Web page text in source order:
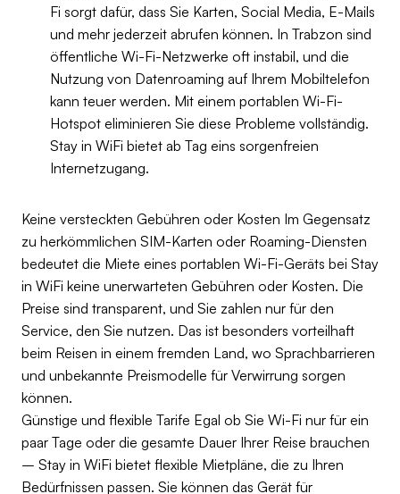
Fi sorgt dafür, dass Sie Karten, Social Media, E-Mails
und mehr jederzeit abrufen können. In Trabzon sind
öffentliche Wi-Fi-Netzwerke oft instabil, und die
Nutzung von Datenroaming auf Ihrem Mobiltelefon
kann teuer werden. Mit einem portablen Wi-Fi-
Hotspot eliminieren Sie diese Probleme vollständig.
Stay in WiFi bietet ab Tag eins sorgenfreien
Internetzugang.
Keine versteckten Gebühren oder Kosten Im Gegensatz
zu herkömmlichen SIM-Karten oder Roaming-Diensten
bedeutet die Miete eines portablen Wi-Fi-Geräts bei Stay
in WiFi keine unerwarteten Gebühren oder Kosten. Die
Preise sind transparent, und Sie zahlen nur für den
Service, den Sie nutzen. Das ist besonders vorteilhaft
beim Reisen in einem fremden Land, wo Sprachbarrieren
und unbekannte Preismodelle für Verwirrung sorgen
können.
Günstige und flexible Tarife Egal ob Sie Wi-Fi nur für ein
paar Tage oder die gesamte Dauer Ihrer Reise brauchen
– Stay in WiFi bietet flexible Mietpläne, die zu Ihren
Bedürfnissen passen. Sie können das Gerät für